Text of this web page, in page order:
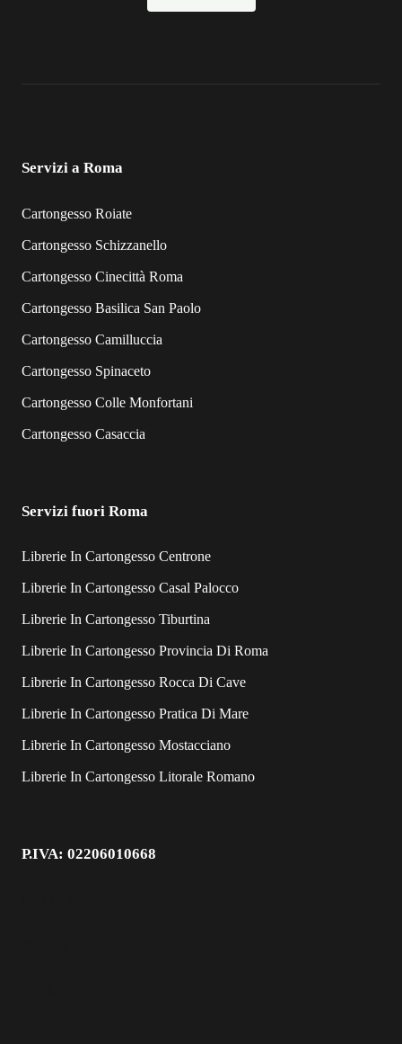
Servizi a Roma
Cartongesso Roiate
Cartongesso Schizzanello
Cartongesso Cinecittà Roma
Cartongesso Basilica San Paolo
Cartongesso Camilluccia
Cartongesso Spinaceto
Cartongesso Colle Monfortani
Cartongesso Casaccia
Servizi fuori Roma
Librerie In Cartongesso Centrone
Librerie In Cartongesso Casal Palocco
Librerie In Cartongesso Tiburtina
Librerie In Cartongesso Provincia Di Roma
Librerie In Cartongesso Rocca Di Cave
Librerie In Cartongesso Pratica Di Mare
Librerie In Cartongesso Mostacciano
Librerie In Cartongesso Litorale Romano
P.IVA: 02206010668